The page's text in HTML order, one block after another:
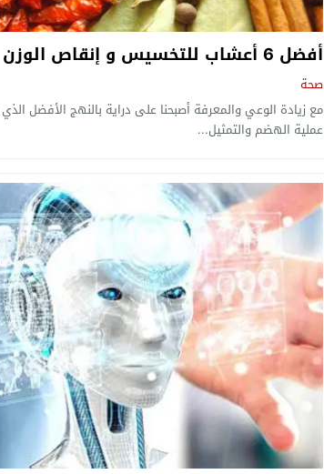
أفضل 6 أعشاب للتخسيس و إنقاص الوزن
صحة
مع زيادة الوعي والمعرفة أصبحنا على دراية بالنهج الأفضل
عملية الهضم والتمثيل...